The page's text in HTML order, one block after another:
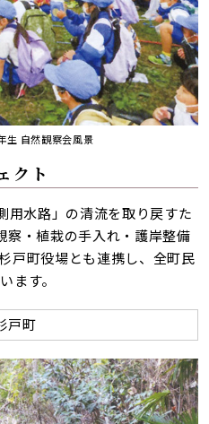
生 自然観察会風景
クト
用水路」の清流を取り戻すた
察・植栽の手入れ・護岸整備
戸町役場とも連携し、全町民
ます。
戸町